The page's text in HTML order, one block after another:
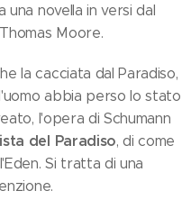
una novella in versi dal
Moore.
la cacciata dal Paradiso,
abbia perso lo stato
l'opera di Schumann
del Paradiso, di come
Si tratta di una